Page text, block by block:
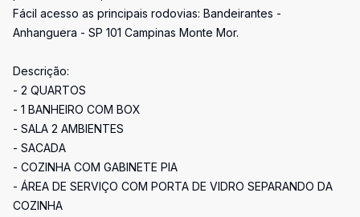
Fácil acesso as principais rodovias: Bandeirantes -
Anhanguera - SP 101 Campinas Monte Mor.
Descrição:
- 2 QUARTOS
- 1 BANHEIRO COM BOX
- SALA 2 AMBIENTES
- SACADA
- COZINHA COM GABINETE PIA
- ÁREA DE SERVIÇO COM PORTA DE VIDRO SEPARANDO DA
COZINHA